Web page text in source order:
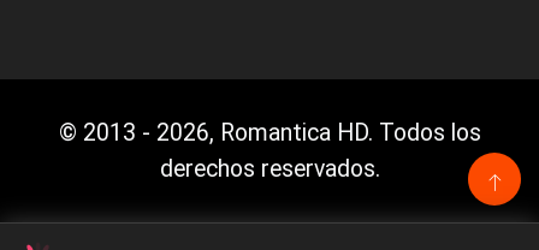
© 2013 - 2026, Romantica HD. Todos los
derechos reservados.